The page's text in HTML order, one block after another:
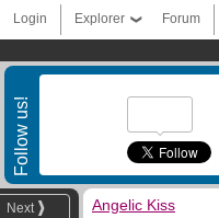
Forum
Explorer
Login
Follow us!
Next Angelic Kiss